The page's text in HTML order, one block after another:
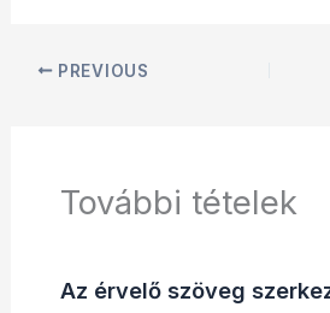
PREVIOUS
További tételek
Az érvelő szöveg